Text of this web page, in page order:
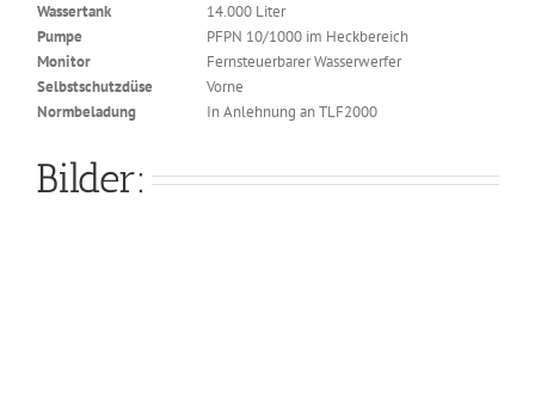
Wassertank
14.000 Liter
Pumpe
PFPN 10/1000 im Heckbereich
Monitor
Fernsteuerbarer Wasserwerfer
Selbstschutzdüse
Vorne
Normbeladung
In Anlehnung an TLF2000
Bilder: